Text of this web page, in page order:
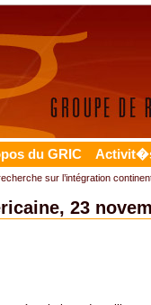
du GRIC
sur l’intégration
23